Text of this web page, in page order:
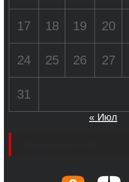
17 18 19 20
24 25 26 27
31
« Июл